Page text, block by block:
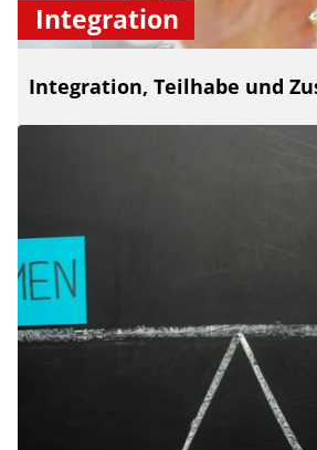
Integration
Integration, Teilhabe und